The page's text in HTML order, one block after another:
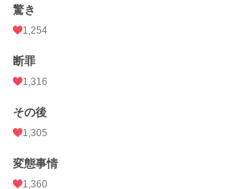
驚き
1,254
断罪
1,316
その後
1,305
変態事情
1,360